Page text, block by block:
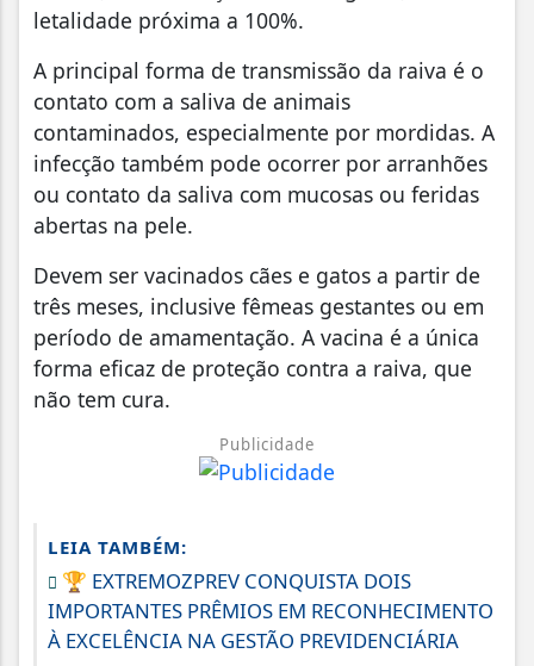
letalidade próxima a 100%.
A principal forma de transmissão da raiva é o
contato com a saliva de animais
contaminados, especialmente por mordidas. A
infecção também pode ocorrer por arranhões
ou contato da saliva com mucosas ou feridas
abertas na pele.
Devem ser vacinados cães e gatos a partir de
três meses, inclusive fêmeas gestantes ou em
período de amamentação. A vacina é a única
forma eficaz de proteção contra a raiva, que
não tem cura.
Publicidade
LEIA TAMBÉM:
🏆 EXTREMOZPREV CONQUISTA DOIS
IMPORTANTES PRÊMIOS EM RECONHECIMENTO
À EXCELÊNCIA NA GESTÃO PREVIDENCIÁRIA